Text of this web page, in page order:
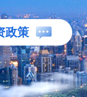
政策